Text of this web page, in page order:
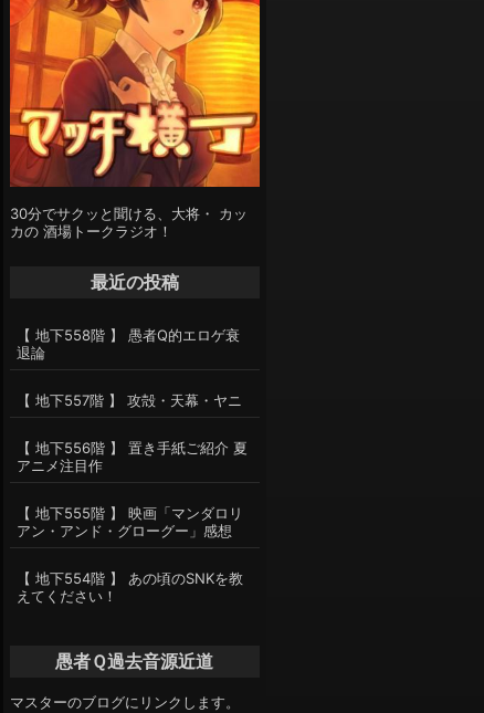
30分でサクッと聞ける、大将・ カッ
カの 酒場トークラジオ！
最近の投稿
【 地下558階 】 愚者Q的エロゲ衰
退論
【 地下557階 】 攻殻・天幕・ヤニ
【 地下556階 】 置き手紙ご紹介 夏
アニメ注目作
【 地下555階 】 映画「マンダロリ
アン・アンド・グローグー」感想
【 地下554階 】 あの頃のSNKを教
えてください！
愚者Ｑ過去音源近道
マスターのブログにリンクします。